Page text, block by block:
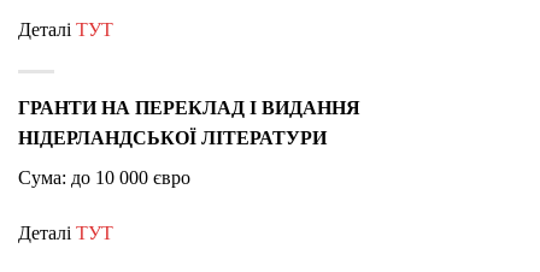
Деталі ТУТ
ГРАНТИ НА ПЕРЕКЛАД І ВИДАННЯ
НІДЕРЛАНДСЬКОЇ ЛІТЕРАТУРИ
Сума: до 10 000 євро
Деталі ТУТ